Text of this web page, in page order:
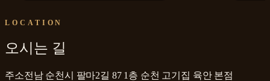
LOCATION
오시는 길
주소전남 순천시 팔마2길 87 1층 순천 고기집 육안 본점